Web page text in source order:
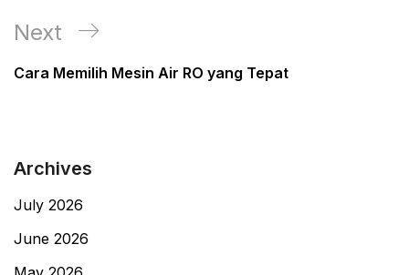
Next
Post
Next
Cara Memilih Mesin Air RO yang Tepat
Archives
July 2026
June 2026